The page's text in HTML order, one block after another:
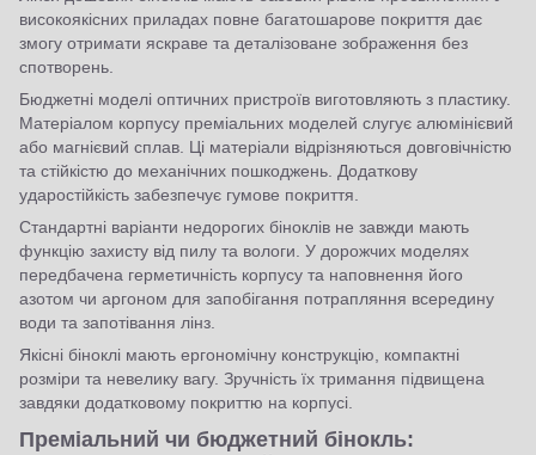
високоякісних приладах повне багатошарове покриття дає
змогу отримати яскраве та деталізоване зображення без
спотворень.
Бюджетні моделі оптичних пристроїв виготовляють з пластику.
Матеріалом корпусу преміальних моделей слугує алюмінієвий
або магнієвий сплав. Ці матеріали відрізняються довговічністю
та стійкістю до механічних пошкоджень. Додаткову
ударостійкість забезпечує гумове покриття.
Стандартні варіанти недорогих біноклів не завжди мають
функцію захисту від пилу та вологи. У дорожчих моделях
передбачена герметичність корпусу та наповнення його
азотом чи аргоном для запобігання потрапляння всередину
води та запотівання лінз.
Якісні біноклі мають ергономічну конструкцію, компактні
розміри та невелику вагу. Зручність їх тримання підвищена
завдяки додатковому покриттю на корпусі.
Преміальний чи бюджетний бінокль: